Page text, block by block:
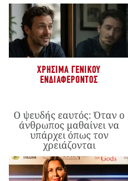
ΧΡΉΣΙΜΑ ΓΕΝΙΚΟΎ
ΕΝΔΙΑΦΈΡΟΝΤΟΣ
Ο ψευδής εαυτός: Όταν ο
άνθρωπος μαθαίνει να
υπάρχει όπως τον
χρειάζονται